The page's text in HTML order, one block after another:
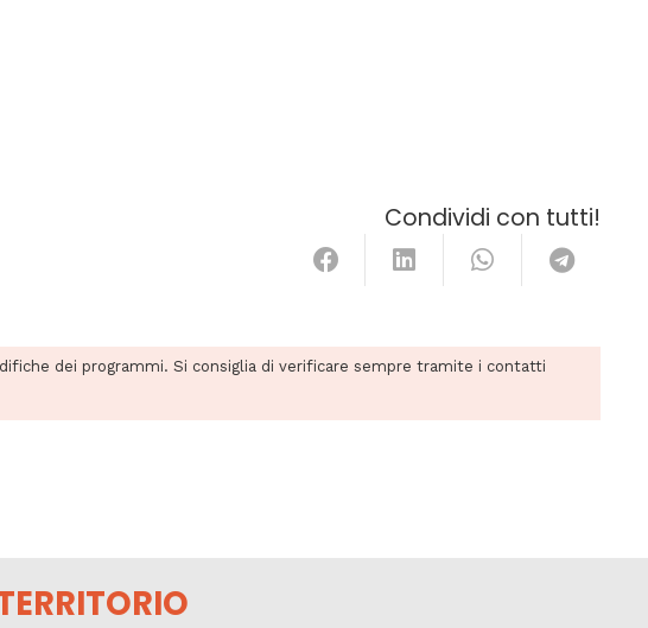
Condividi con tutti!
dei programmi. Si consiglia di verificare sempre tramite i contatti